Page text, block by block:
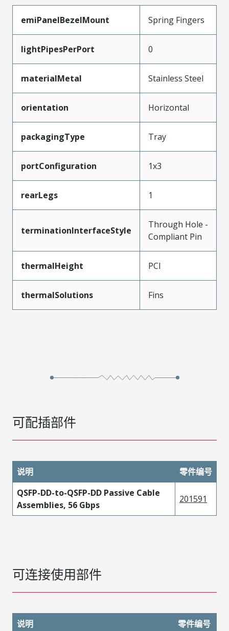
emiPanelBezelMount Spring Fingers
lightPipesPerPort 0
materialMetal Stainless Steel
orientation Horizontal
packagingType Tray
portConfiguration 1x3
rearLegs 1
terminationInterfaceStyle
Through Hole -
Compliant Pin
thermalHeight PCI
thermalSolutions Fins
可配插部件
说明
零件编号
QSFP-DD-to-QSFP-DD Passive Cable
Assemblies, 56 Gbps
201591
可连接使用部件
说明
零件编号